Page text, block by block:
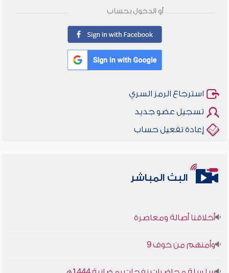
أو الدخول بحساب
استرجاع الرمز السري
تسجيل عضو جديد
إعادة تفعيل حساب
البث المباشر
أخلاقنا أصالة ومعاصرة
وأمنهم من خوف 9
سلسلة محاضرات نفحات رمضانية 1444هـ